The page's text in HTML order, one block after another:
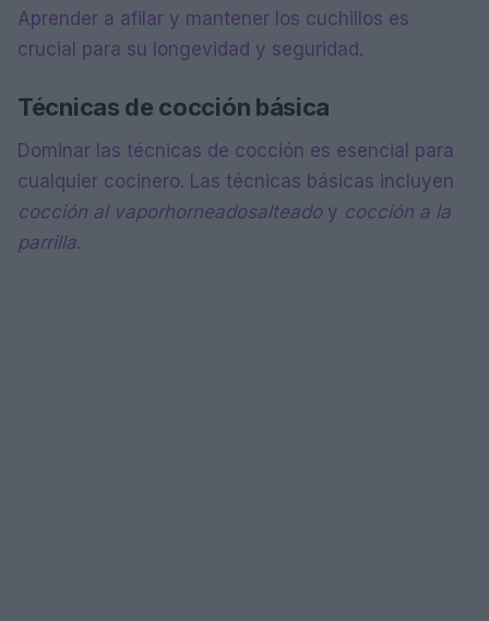
Aprender a afilar y mantener los cuchillos es
crucial para su longevidad y seguridad.
Técnicas de cocción básica
Dominar las técnicas de cocción es esencial para
cualquier cocinero. Las técnicas básicas incluyen
cocción al vaporhorneadosalteadoy cocción a la
parrilla.